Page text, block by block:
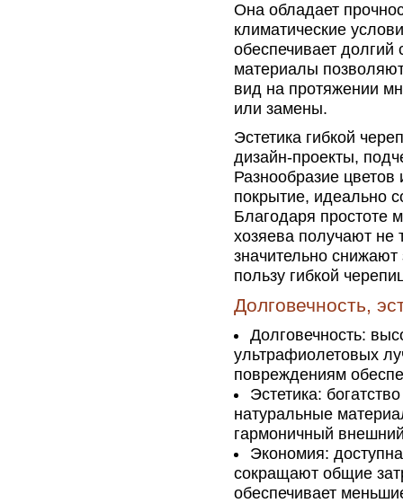
Она обладает
климатические
обеспечивает
материалы
вид на протяжении
или замены.
Эстетика гибкой
дизайн-проекты,
Разнообразие цветов
покрытие, идеально
Благодаря простоте
хозяева получают не
значительно снижают
пользу гибкой
Долговечность,
Долговечность:
ультрафиолетовых
повреждениям
Эстетика:
натуральные
гармоничный
Экономия:
сокращают общие
обеспечивает